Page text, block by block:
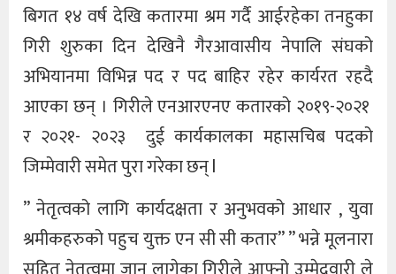
बिगत १४ वर्ष देखि कतारमा श्रम गर्दै आईरहेका तनहुका
गिरी शुरुका दिन देखिनै गैरआवासीय नेपालि संघको
अभियानमा विभिन्न पद र पद बाहिर रहेर कार्यरत रहदै
आएका छन् । गिरीले एनआरएनए कतारको २०१९-२०२१
र २०२१- २०२३ दुई कार्यकालका महासचिब पदको
जिम्मेवारी समेत पुरा गरेका छन् l
” नेतृत्वको लागि कार्यदक्षता र अनुभवको आधार , युवा
श्रमीकहरुको पहुच युक्त एन सी सी कतार” ” भन्ने मूलनारा